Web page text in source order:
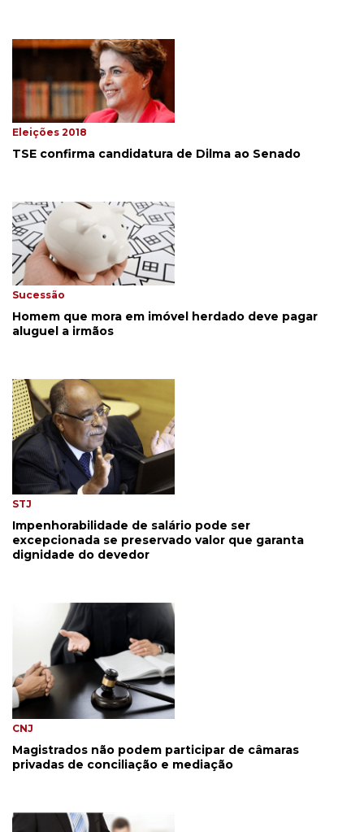
Eleições 2018
TSE confirma candidatura de Dilma ao Senado
Sucessão
Homem que mora em imóvel herdado deve pagar
aluguel a irmãos
STJ
Impenhorabilidade de salário pode ser
excepcionada se preservado valor que garanta
dignidade do devedor
CNJ
Magistrados não podem participar de câmaras
privadas de conciliação e mediação